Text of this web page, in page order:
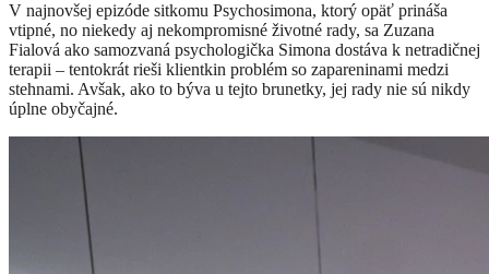
V najnovšej epizóde sitkomu Psychosimona, ktorý opäť prináša
vtipné, no niekedy aj nekompromisné životné rady, sa Zuzana
Fialová ako samozvaná psychologička Simona dostáva k netradičnej
terapii – tentokrát rieši klientkin problém so zapareninami medzi
stehnami. Avšak, ako to býva u tejto brunetky, jej rady nie sú nikdy
úplne obyčajné.